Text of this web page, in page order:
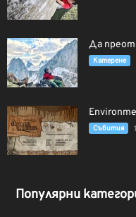
Да
Катерене
Събития
Популярни